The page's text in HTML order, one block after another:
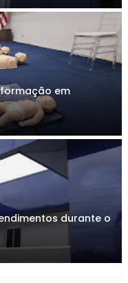
em
durante o